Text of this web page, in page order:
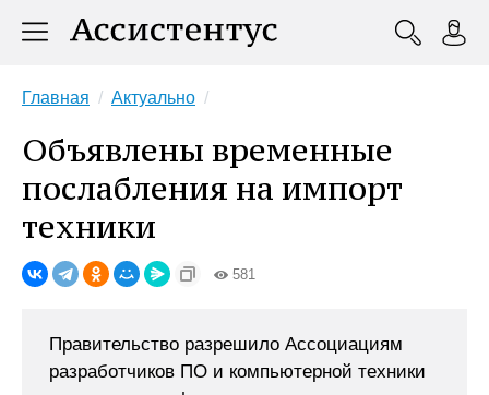
Главная Актуально
Объявлены временные
послабления на импорт
техники
581
Правительство разрешило Ассоциациям
разработчиков ПО и компьютерной техники